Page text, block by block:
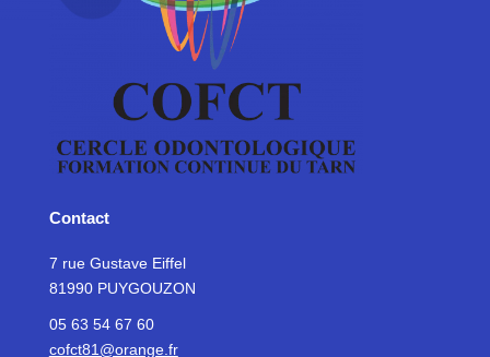
Contact
7 rue Gustave Eiffel
81990 PUYGOUZON
05 63 54 67 60
cofct81@orange.fr